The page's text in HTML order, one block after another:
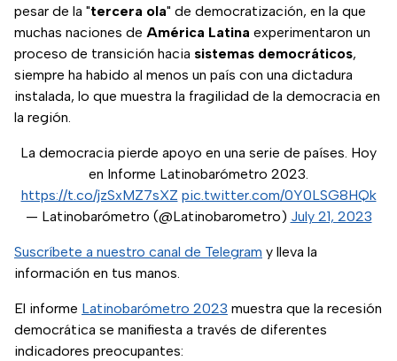
pesar de la "tercera ola" de democratización, en la que
muchas naciones de América Latina experimentaron un
proceso de transición hacia sistemas democráticos,
siempre ha habido al menos un país con una dictadura
instalada, lo que muestra la fragilidad de la democracia en
la región.
La democracia pierde apoyo en una serie de países. Hoy
en Informe Latinobarómetro 2023.
https://t.co/jzSxMZ7sXZ pic.twitter.com/0Y0LSG8HQk
— Latinobarómetro (@Latinobarometro) July 21, 2023
Suscríbete a nuestro canal de Telegram y lleva la
información en tus manos.
El informe Latinobarómetro 2023 muestra que la recesión
democrática se manifiesta a través de diferentes
indicadores preocupantes: